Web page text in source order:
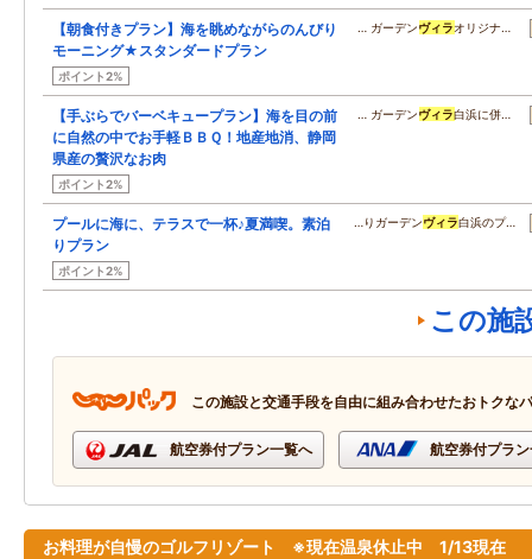
【朝食付きプラン】海を眺めながらのんびり
モーニング★スタンダードプラン
ポイント2%
… ガーデンヴィラオリジナ…
【手ぶらでバーベキュープラン】海を目の前
に自然の中でお手軽ＢＢＱ！地産地消、静岡
県産の贅沢なお肉
ポイント2%
… ガーデンヴィラ白浜に併…
プールに海に、テラスで一杯♪夏満喫。素泊
りプラン
ポイント2%
…りガーデンヴィラ白浜のプ…
この施
この施設と交通手段を自由に組み合わせたおトクな
航空券付プラン一覧へ 航空券付プラ
お料理が自慢のゴルフリゾート ※現在温泉休止中 1/13現在